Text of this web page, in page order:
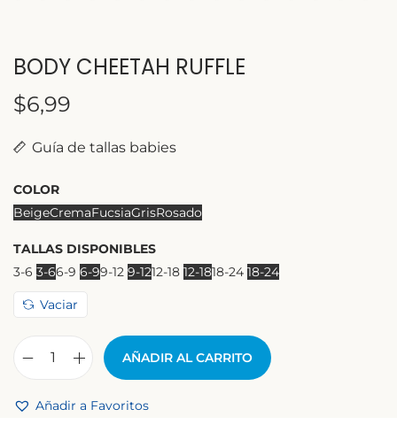
BODY CHEETAH RUFFLE
$6,99
Guía de tallas babies
COLOR
BeigeCremaFucsiaGrisRosado
TALLAS DISPONIBLES
3-6 3-66-9 6-99-12 9-1212-18 12-1818-24 18-24
Vaciar
AÑADIR AL CARRITO
Añadir a Favoritos